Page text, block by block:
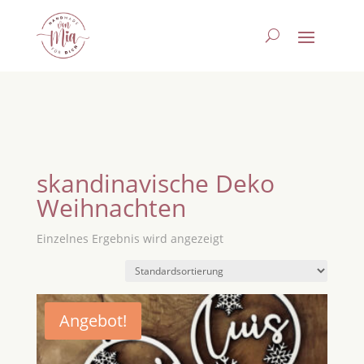
skandinavische Deko
Weihnachten
Einzelnes Ergebnis wird angezeigt
Angebot!